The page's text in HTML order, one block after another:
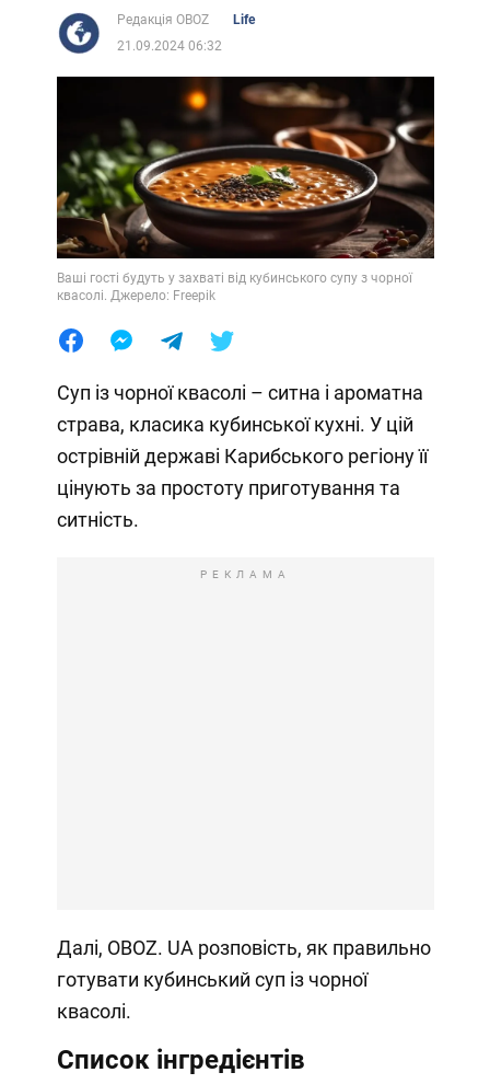
Редакція OBOZ
Life
21.09.2024 06:32
Ваші гості будуть у захваті від кубинського супу з чорної
квасолі. Джерело: Freepik
Суп із чорної квасолі – ситна і ароматна
страва, класика кубинської кухні. У цій
острівній державі Карибського регіону її
цінують за простоту приготування та
ситність.
РЕКЛАМА
Далі, OBOZ. UA розповість, як правильно
готувати кубинський суп із чорної
квасолі.
Список інгредієнтів